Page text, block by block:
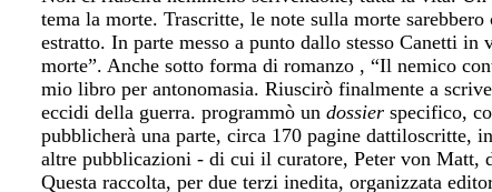
tema la morte. Trascritte, le note sulla morte
estratto. In parte messo a punto dallo stesso Canetti
morte”. Anche sotto forma di romanzo , “Il nemico
mio libro per antonomasia. Riuscirò finalmente a
eccidi della guerra. programmò undossier specifico,
pubblicherà una parte, circa 170 pagine dattiloscritte,
altre pubblicazioni - di cui il curatore, Peter von Matt,
Questa raccolta, per due terzi inedita, organizzata